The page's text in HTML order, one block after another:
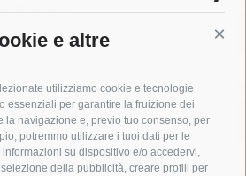
e altre
utilizziamo cookie e tecnologie
essenziali per garantire la fruizione dei
la navigazione e, previo tuo consenso, per
potremmo utilizzare i tuoi dati per le
su dispositivo e/o accedervi,
della pubblicità, creare profili per
anas
campanella
arresto